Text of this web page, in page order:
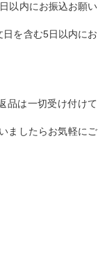
以内にお振込お願い
を含む5日以内にお
品は一切受け付けて
ましたらお気軽にご